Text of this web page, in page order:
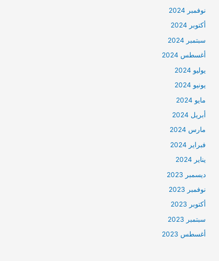
نوفمبر 2024
أكتوبر 2024
سبتمبر 2024
أغسطس 2024
يوليو 2024
يونيو 2024
مايو 2024
أبريل 2024
مارس 2024
فبراير 2024
يناير 2024
ديسمبر 2023
نوفمبر 2023
أكتوبر 2023
سبتمبر 2023
أغسطس 2023